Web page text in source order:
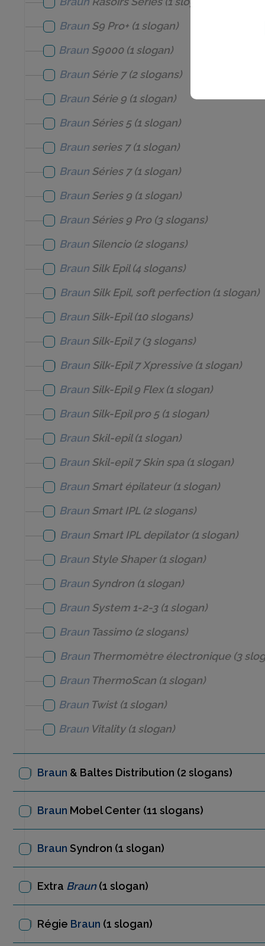
Braun S9 Pro+(1 slogan)
Braun S9000(1 slogan)
Braun Série 7(2 slogans)
Braun Série 9(1 slogan)
Braun Séries 5(1 slogan)
Braun series 7(1 slogan)
Braun Séries 7(1 slogan)
Braun Series 9(1 slogan)
Braun Séries 9 Pro(3 slogans)
Braun Silencio(2 slogans)
Braun Silk Epil(4 slogans)
Braun Silk Epil, soft perfection(1 slogan)
Braun Silk-Epil(10 slogans)
Braun Silk-Epil 7(3 slogans)
Braun Silk-Epil 7 Xpressive(1 slogan)
Braun Silk-Epil 9 Flex(1 slogan)
Braun Silk-Epil pro 5(1 slogan)
Braun Skil-epil(1 slogan)
Braun Skil-epil 7 Skin spa(1 slogan)
Braun Smart épilateur(1 slogan)
Braun Smart IPL(2 slogans)
Braun Smart IPL depilator(1 slogan)
Braun Style Shaper(1 slogan)
Braun Syndron(1 slogan)
Braun System 1-2-3(1 slogan)
Braun Tassimo(2 slogans)
Braun Thermomètre électronique(3
Braun ThermoScan (1 slogan)
Braun Twist(1 slogan)
Braun Vitality(1 slogan)
Braun & Baltes Distribution (2 slogans)
Braun Mobel Center (11 slogans)
Braun Syndron (1 slogan)
Extra Braun(1 slogan)
Régie Braun (1 slogan)